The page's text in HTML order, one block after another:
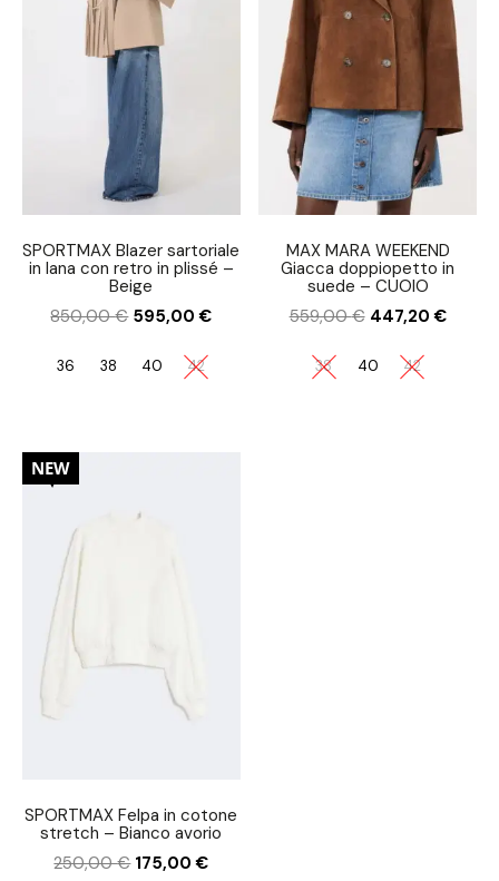
SPORTMAX Blazer sartoriale
in lana con retro in plissé –
Beige
850,00€ 595,00€
36 38 40 42
MAX MARA WEEKEND
Giacca doppiopetto in
suede – CUOIO
559,00€ 447,20€
38 40 42
30%
NEW
SPORTMAX Felpa in cotone
stretch – Bianco avorio
250,00€ 175,00€